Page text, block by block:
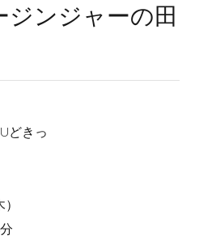
ジンジャーの田
どきっ